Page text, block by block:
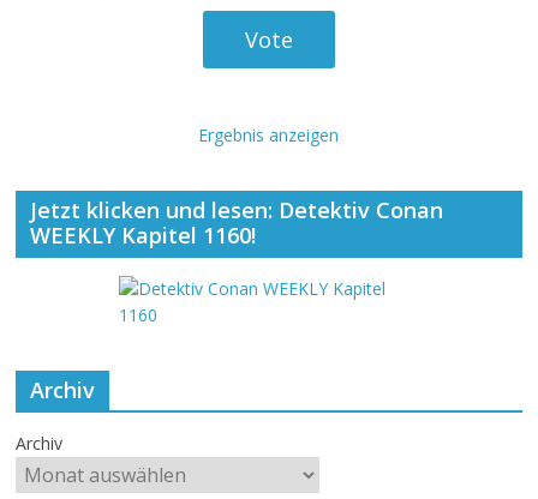
Ergebnis anzeigen
Jetzt klicken und lesen: Detektiv Conan
WEEKLY Kapitel 1160!
Archiv
Archiv